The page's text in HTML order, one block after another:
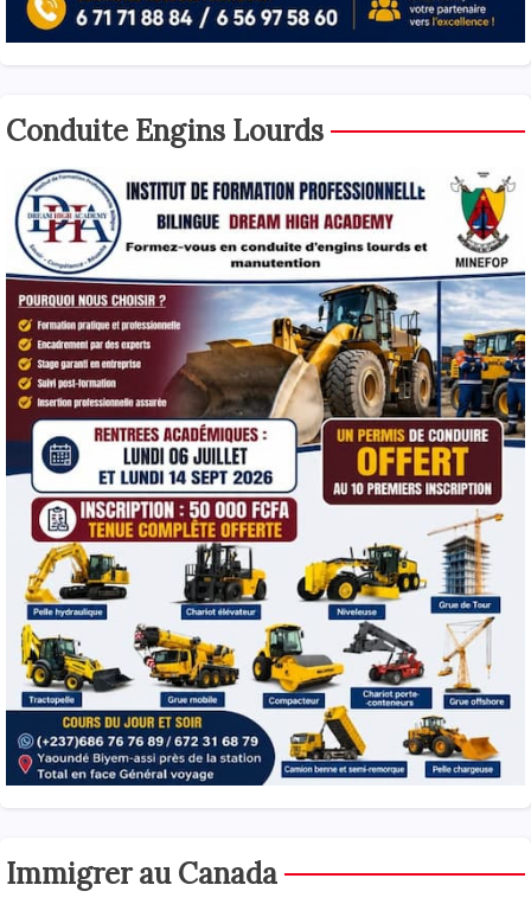
Conduite Engins Lourds
Immigrer au Canada